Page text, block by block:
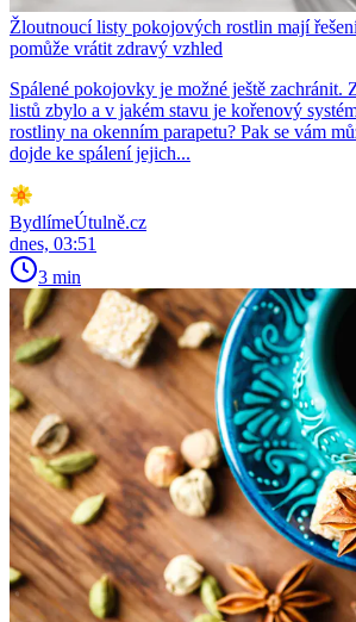
Žloutnoucí listy pokojových rostlin mají
pomůže vrátit zdravý vzhled
Spálené pokojovky je možné ještě zachránit.
listů zbylo a v jakém stavu je kořenový
rostliny na okenním parapetu? Pak se vám
dojde ke spálení jejich...
BydlímeÚtulně.cz
dnes, 03:51
3 min